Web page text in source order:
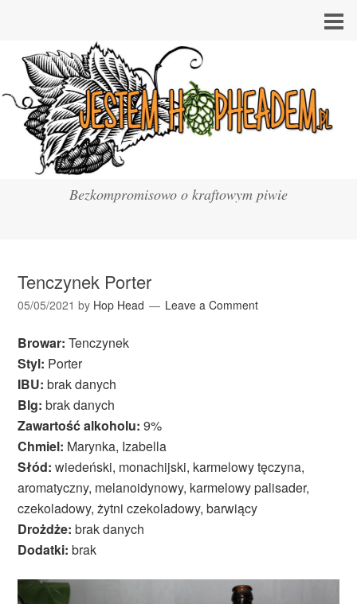
Bezkompromisowo o kraftowym piwie
Tenczynek Porter
05/05/2021 by Hop Head Leave a Comment
Browar: Tenczynek
Styl: Porter
IBU: brak danych
Blg: brak danych
Zawartość alkoholu: 9%
Chmiel: Marynka, Izabella
Słód: wiedeński, monachijski, karmelowy tęczyna,
aromatyczny, melanoidynowy, karmelowy palisader,
czekoladowy, żytni czekoladowy, barwiący
Drożdże: brak danych
Dodatki: brak